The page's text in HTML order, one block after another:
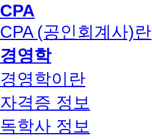
CPA
CPA (공인회계사)란
경영학
경영학이란
자격증 정보
독학사 정보